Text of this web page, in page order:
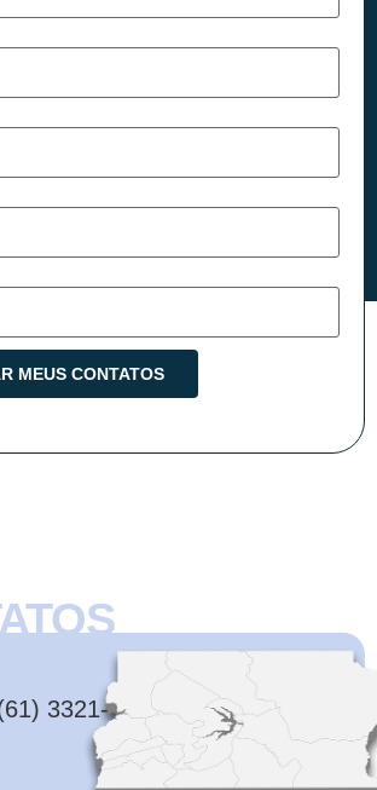
3321-